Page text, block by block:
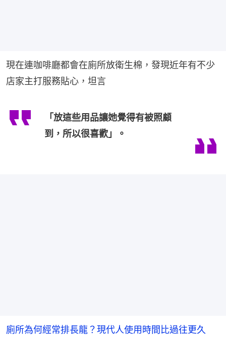
現在連咖啡廳都會在廁所放衛生棉，發現近年有不少
店家主打服務貼心，坦言
「放這些用品讓她覺得有被照顧
到，所以很喜歡」。
廁所為何經常排長龍？現代人使用時間比過往更久